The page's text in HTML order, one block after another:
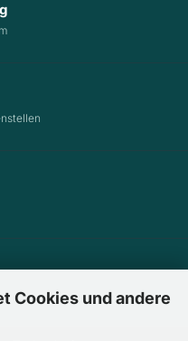
Cookies und andere